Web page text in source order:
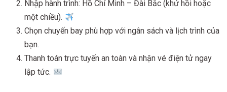
Nhập hành trình: Hồ Chí Minh – Đài Bắc (khứ hồi hoặc
một chiều).
Chọn chuyến bay phù hợp với ngân sách và lịch trình của
bạn.
Thanh toán trực tuyến an toàn và nhận vé điện tử ngay
lập tức.